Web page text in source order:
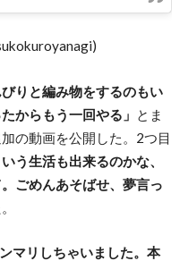
りと編み物をするのもい
からもう一回やる」 とま
の動画を公開した。2つ目
う生活も出来るのかな、
ごめんあそばせ、夢言っ
ンマリしちゃいました。本